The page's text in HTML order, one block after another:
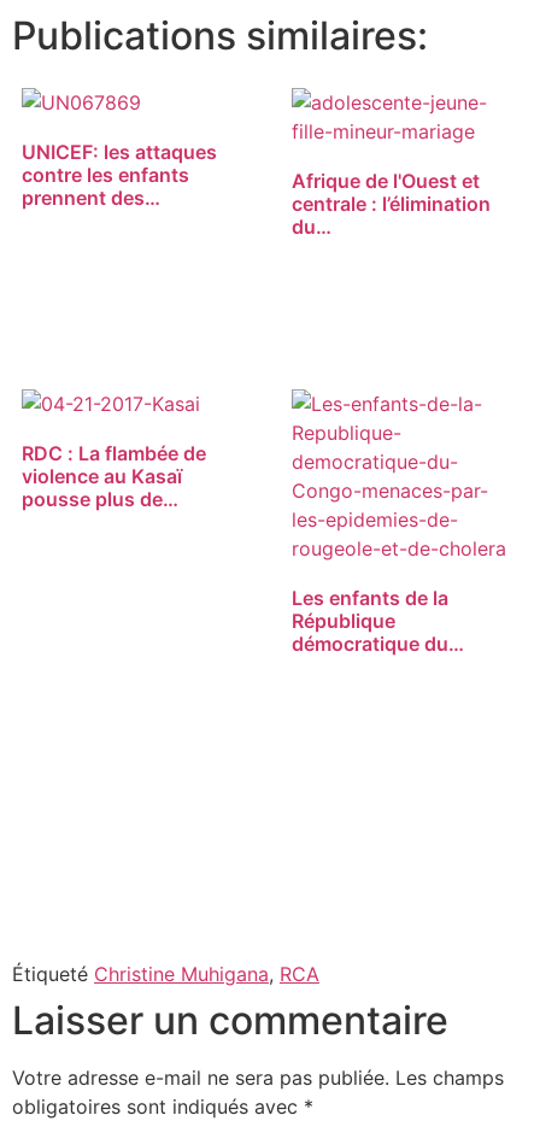
Publications similaires:
UNICEF: les attaques
contre les enfants
prennent des…
Afrique de l'Ouest et
centrale : l’élimination
du…
RDC : La flambée de
violence au Kasaï
pousse plus de…
Les enfants de la
République
démocratique du
Étiqueté Christine Muhigana, RCA
Laisser un commentaire
Votre adresse e-mail ne sera pas publiée. Les champs
obligatoires sont indiqués avec *